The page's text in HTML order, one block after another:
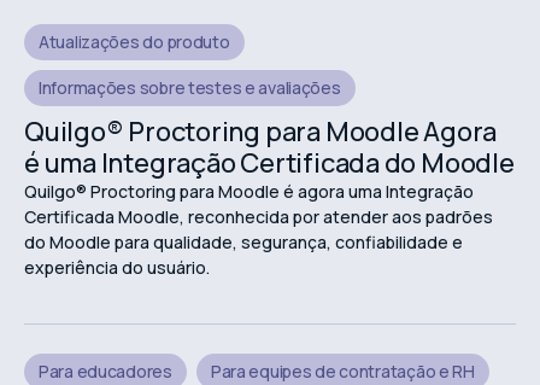
Atualizações do produto
Informações sobre testes e avaliações
Quilgo® Proctoring para Moodle Agora
é uma Integração Certificada do Moodle
Quilgo® Proctoring para Moodle é agora uma Integração
Certificada Moodle, reconhecida por atender aos padrões
do Moodle para qualidade, segurança, confiabilidade e
experiência do usuário.
Para educadores
Para equipes de contratação e RH